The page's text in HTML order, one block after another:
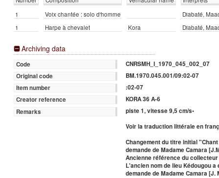
1
Voix chantée : solo d'homme
Diabaté,
1
Harpe à chevalet Kora Diabaté,
Archiving data
Code
CNRSMH_I_1970_045_002_07
Original code
BM.1970.045.001/09:02-07
Item number
:02-07
Creator reference
KORA 36 A-6
Remarks
piste 1, vitesse 9,5 cm/s•
Voir la traduction littérale en
Changement du titre initial
demande de Madame Camara
Ancienne référence du
L'ancien nom de lieu Kédougou
demande de Madame Camara [J.